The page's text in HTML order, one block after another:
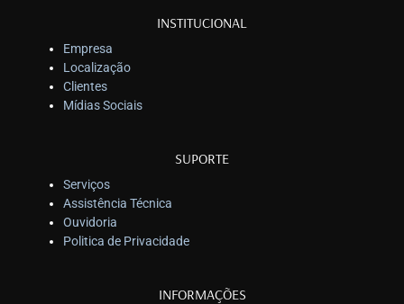
INSTITUCIONAL
Empresa
Localização
Clientes
Mídias Sociais
SUPORTE
Serviços
Assistência Técnica
Ouvidoria
Politica de Privacidade
INFORMAÇÕES